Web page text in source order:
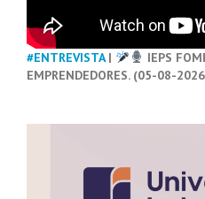
#ENTREVISTA|
IEPS
EMPRENDEDORES. (05-08-